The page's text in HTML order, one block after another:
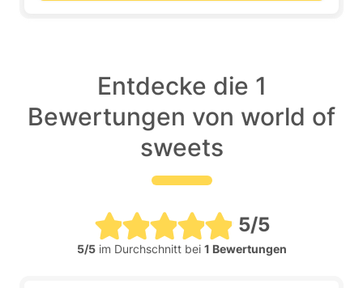
Entdecke die 1
Bewertungen von world of
sweets
5/5
5/5im Durchschnitt bei 1 Bewertungen